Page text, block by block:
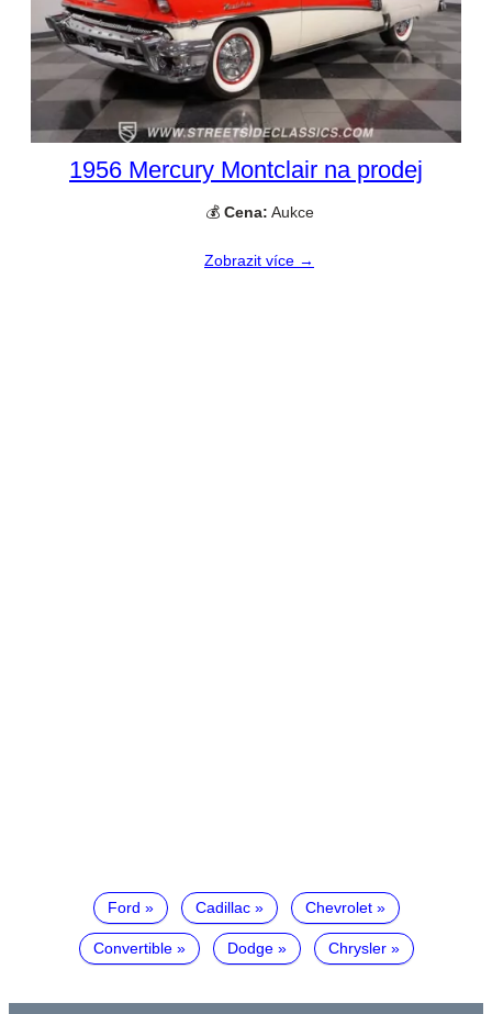
1956 Mercury Montclair na prodej
💰 Cena: Aukce
Zobrazit více →
Ford Cadillac Chevrolet
Convertible Dodge Chrysler